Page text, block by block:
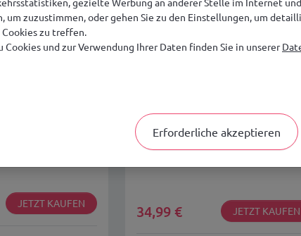
JETZT KAUFEN
Sporthose für Jungen, Größe
34,99 € JETZT KAUFEN
um zuzustimmen, oder gehen Sie zu den Einstellungen, um
zu treffen.
und zur Verwendung Ihrer Daten finden Sie in unserer
Erforderliche akzeptieren